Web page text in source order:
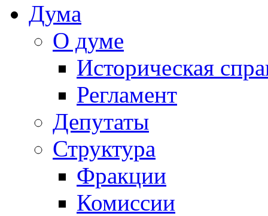
Дума
О думе
Историческая
Регламент
Депутаты
Структура
Фракции
Комиссии